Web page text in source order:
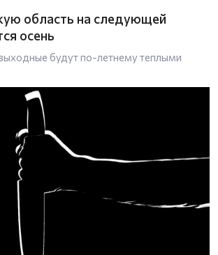
область на следующей
осень
будут по-летнему теплыми